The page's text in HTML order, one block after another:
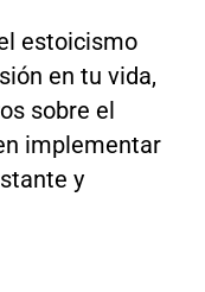
estoicismo
en tu vida,
sobre el
implementar
y